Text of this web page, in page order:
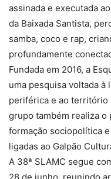
assinada e executada
da Baixada Santista,
samba, coco e rap,
profundamente
Fundada em 2016, a
uma pesquisa voltada à
periférica e ao território
grupo também realiza o
formação sociopolítica
ligadas ao Galpão
A 38ª SLAMC segue
28 de junho, reunindo